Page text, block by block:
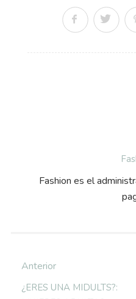
Fashion es el
Anterior
¿ERES UNA MIDULTS?: